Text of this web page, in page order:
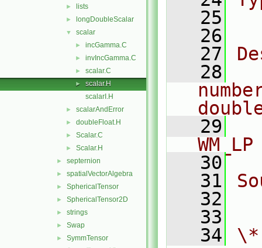
► lists
► longDoubleScalar
▼ scalar
► incGamma.C
► invIncGamma.C
► scalar.C
►
scalar.H
scalarI.H
► scalarAndError
► doubleFloat.H
► Scalar.C
► Scalar.H
► septernion
► spatialVectorAlgebra
► SphericalTensor
► SphericalTensor2D
► strings
► Swap
► SymmTensor
   25
   26
   27
   28
   29
   30
   31
   32
   33
   34